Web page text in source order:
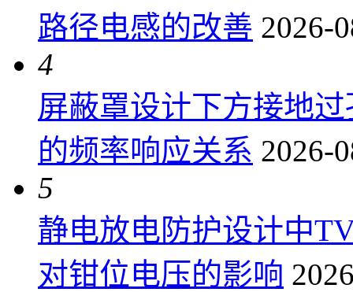
路径电感的改善 2026-
4
屏蔽罩设计下方接地
的频率响应关系 2026-
5
静电放电防护设计中
对钳位电压的影响